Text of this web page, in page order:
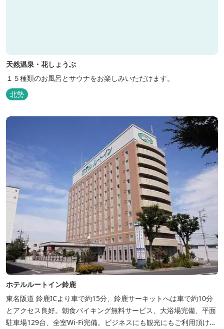
天然温泉・花しょうぶ
１５種類のお風呂とサウナをお楽しみいただけます。
北勢
ホテルルートイン鈴鹿
東名阪道 鈴鹿ICより車で約15分、鈴鹿サーキットへは車で約10分
とアクセス良好。朝食バイキング無料サービス、大浴場完備、平面
駐車場129台、全室Wi-Fi完備。ビジネスにも観光にもご利用頂ける